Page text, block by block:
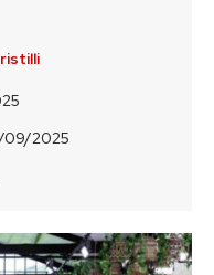
09/2025